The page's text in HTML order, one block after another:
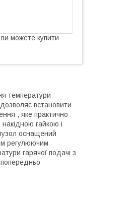
ви можете купити
температури
встановити
, яке практично
гайкою і
оснащений
регулюючим
гарячої подачі з